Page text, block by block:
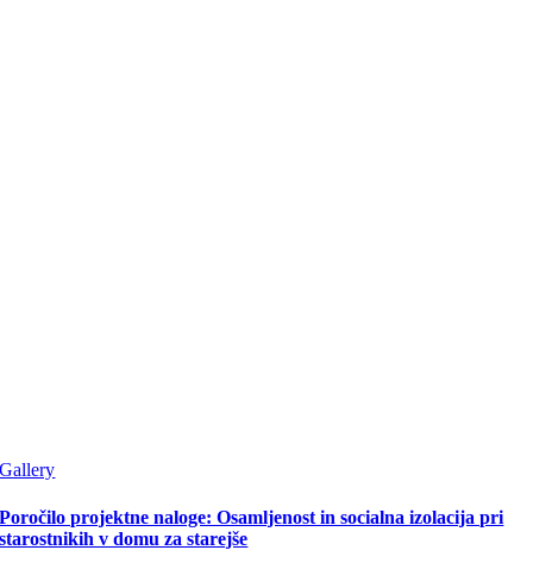
Gallery
Poročilo projektne naloge: Osamljenost in socialna izolacija pri
starostnikih v domu za starejše